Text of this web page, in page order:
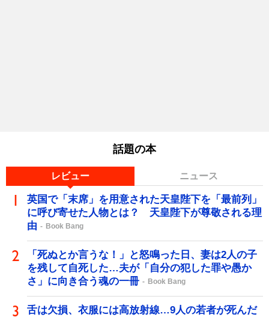
話題の本
レビュー ニュース
英国で「末席」を用意された天皇陛下を「最前列」
に呼び寄せた人物とは？ 天皇陛下が尊敬される理
由
Book Bang
「死ぬとか言うな！」と怒鳴った日、妻は2人の子
を残して自死した…夫が「自分の犯した罪や愚か
さ」に向き合う魂の一冊
Book Bang
舌は欠損、衣服には高放射線…9人の若者が死んだ